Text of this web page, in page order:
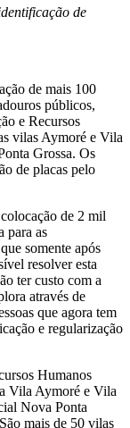
de
de mais 100
públicos,
e Recursos
vilas Aymoré e Vila
Grossa. Os
de placas pelo
de 2 mil
para as
somente após
resolver esta
ter custo com a
através de
que agora tem
e regularização
Humanos
Vila Aymoré e Vila
Nova Ponta
mais de 50 vilas